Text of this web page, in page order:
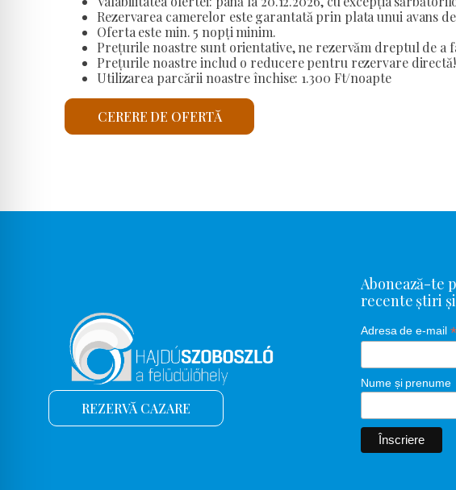
Rezervarea camerelor este garantată prin plata unui avans de
Oferta este min. 5 nopți minim.
Prețurile noastre sunt orientative, ne rezervăm dreptul de
Prețurile noastre includ o reducere pentru rezervare directă!
Utilizarea parcării noastre închise: 1.300 Ft/noapte
CERERE DE OFERTĂ
REZERVĂ CAZARE
Abonează-te
recente știri
Adresa de e-mail *
Nume și prenume